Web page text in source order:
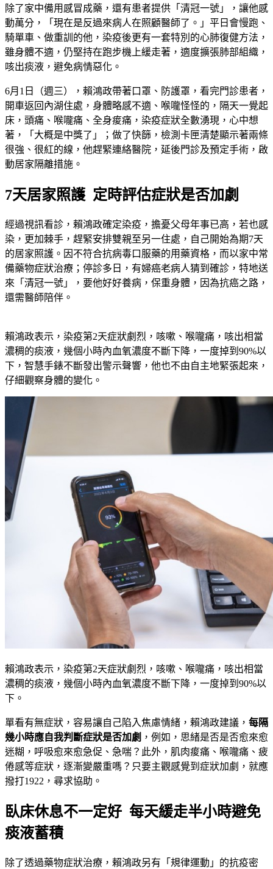
除了家中備用感冒成藥，還有患者提供「清冠一號」，讓他感
動萬分，「現在是反過來病人在照顧醫師了。」平日會慢跑、
騎單車、做重訓的他，染疫後更有一套特別的心肺復健方法，
雖身體不適，仍堅持在跑步機上緩走著，適度擴張肺部組織，
咳出痰液，避免病情惡化。
6月1日（週三），賴鴻政帶著口罩、防護罩，看完門診患者，
開車返回內湖住處，身體略感不適、喉嚨怪怪的，隔天一覺起
床，頭痛、喉嚨痛、全身痠痛，染疫症狀全數湧現，心中想
著，「大概是中獎了」；做了快篩，檢測卡匣清楚顯示著兩條
很強、很紅的線，他趕緊連絡醫院，延後門診及預定手術，啟
動居家隔離措施。
7天居家照護 定時評估症狀是否加劇
經過視訊看診，賴鴻政確定染疫，擔憂父母年事已高，若也感
染，更加棘手，趕緊安排雙親至另一住處，自己開始為期7天
的居家照護。因不符合抗病毒口服藥的用藥資格，而以家中常
備藥物症狀治療；停診多日，有婦癌老病人猜到確診，特地送
來「清冠一號」，要他好好養病，保重身體，因為抗癌之路，
還需醫師陪伴。
賴鴻政表示，染疫第2天症狀劇烈，咳嗽、喉嚨痛，咳出相當
濃稠的痰液，幾個小時內血氧濃度不斷下降，一度掉到90%以
下，智慧手錶不斷發出警示聲響，他也不由自主地緊張起來，
仔細觀察身體的變化。
賴鴻政表示，染疫第2天症狀劇烈，咳嗽、喉嚨痛，咳出相當
濃稠的痰液，幾個小時內血氧濃度不斷下降，一度掉到90%以
下。
單看有無症狀，容易讓自己陷入焦慮情緒，賴鴻政建議， 每隔
幾小時應自我判斷症狀是否加劇 ，例如，思緒是否是否愈來愈
迷糊，呼吸愈來愈急促、急喘？此外，肌肉痠痛、喉嚨痛、疲
倦感等症狀，逐漸變嚴重嗎？只要主觀感覺到症狀加劇，就應
撥打1922，尋求協助。
臥床休息不一定好 每天緩走半小時避免
痰液蓄積
除了透過藥物症狀治療，賴鴻政另有「規律運動」的抗疫密